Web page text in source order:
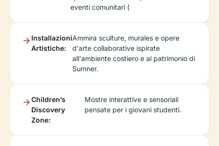
eventi comunitari (
Installazioni
Artistiche:
Ammira sculture, murales e opere
d'arte collaborative ispirate
all'ambiente costiero e al patrimonio di
Sumner.
Children’s
Discovery
Zone:
Mostre interattive e sensoriali
pensate per i giovani studenti.